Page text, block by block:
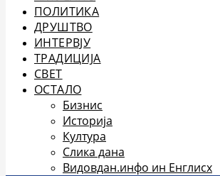
ПОЛИТИКА
ДРУШТВО
ИНТЕРВЈУ
ТРАДИЦИЈА
СВЕТ
ОСТАЛО
Бизнис
Историја
Култура
Слика дана
Видовдан.инфо ин Енглисх